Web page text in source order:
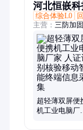
河北恒嵌科
综合体验L0
主营： 三防加
便携机、便携
超轻薄双屏便
机工业电脑厂